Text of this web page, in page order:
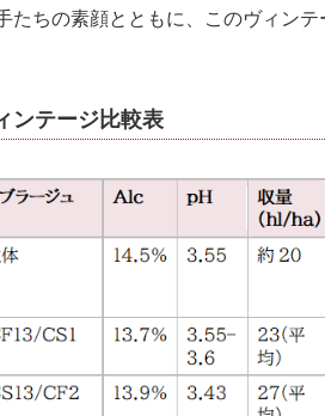
たちの素顔とともに、このヴィン
ンテージ比較表